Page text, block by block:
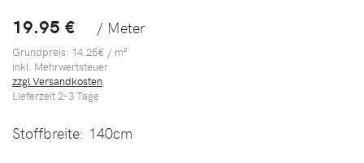
19.95 € / Meter
Grundpreis: 14.25€ / m²
inkl. Mehrwertsteuer
zzgl.Versandkosten
Lieferzeit 2-3Tage
Stoffbreite: 140cm